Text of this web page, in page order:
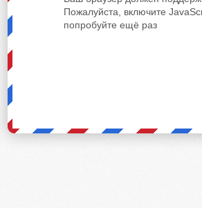
Пожалуйста, включите
попробуйте ещё раз